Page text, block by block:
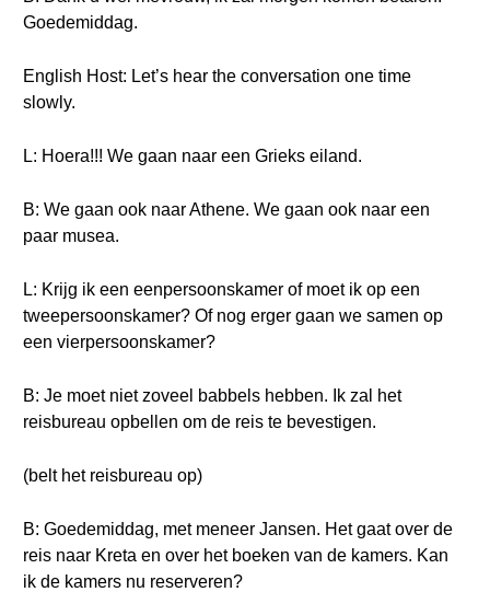
Goedemiddag.
English Host: Let’s hear the conversation one time
slowly.
L: Hoera!!! We gaan naar een Grieks eiland.
B: We gaan ook naar Athene. We gaan ook naar een
paar musea.
L: Krijg ik een eenpersoonskamer of moet ik op een
tweepersoonskamer? Of nog erger gaan we samen op
een vierpersoonskamer?
B: Je moet niet zoveel babbels hebben. Ik zal het
reisbureau opbellen om de reis te bevestigen.
(belt het reisbureau op)
B: Goedemiddag, met meneer Jansen. Het gaat over de
reis naar Kreta en over het boeken van de kamers. Kan
ik de kamers nu reserveren?